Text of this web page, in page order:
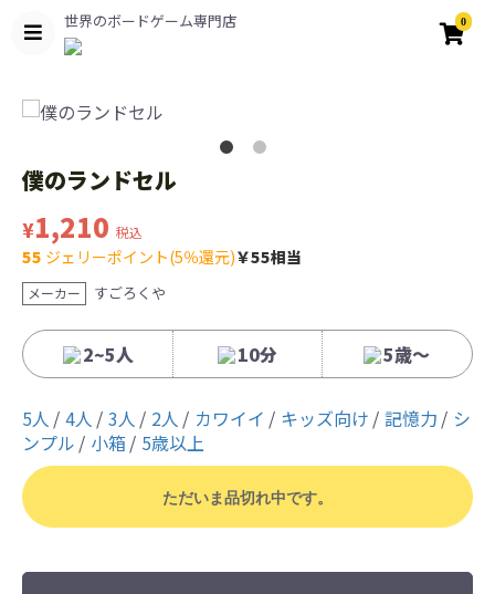
世界のボードゲーム専門店 0
僕のランドセル
¥1,210 税込
55 ジェリーポイント(5％還元)￥55相当
メーカー すごろくや
2~5人 10分 5歳〜
5人 4人 3人 2人 カワイイ キッズ向け 記憶力
シ
ンプル
小箱 5歳以上
ただいま品切れ中です。